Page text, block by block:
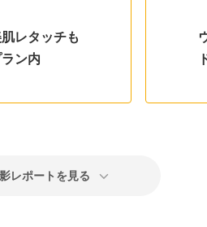
レタッチも
ン内
レポートを見る